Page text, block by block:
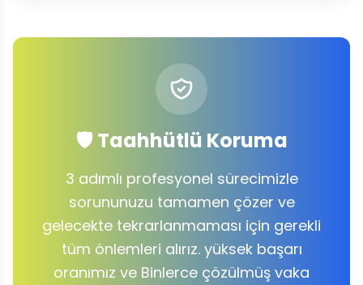
🛡️ Taahhütlü Koruma
3 adımlı profesyonel sürecimizle
sorununuzu tamamen çözer ve
gelecekte tekrarlanmaması için gerekli
tüm önlemleri alırız. yüksek başarı
oranımız ve Binlerce çözülmüş vaka